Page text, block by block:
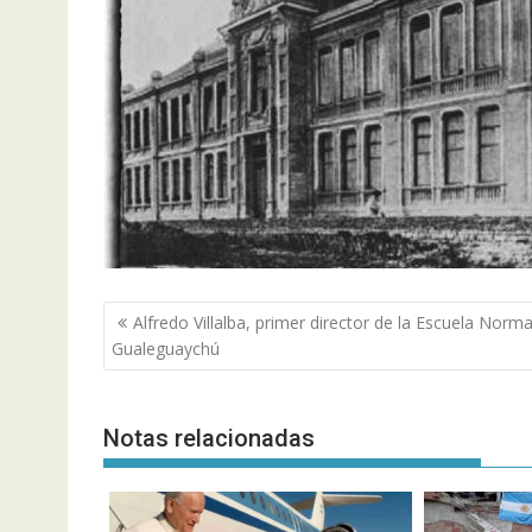
Navegación
de
entradas
Alfredo Villalba, primer director de la Escuela
Gualeguaychú
Notas relacionadas